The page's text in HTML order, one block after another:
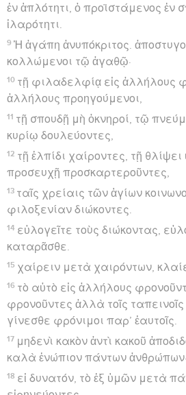
ἐν ἁπλότητι, ὁ προϊστάμενος ἐν
ἱλαρότητι.
9 Ἡ ἀγάπη ἀνυπόκριτος.
κολλώμενοι τῷ ἀγαθῷ·
10 τῇ φιλαδελφίᾳ εἰς ἀλλήλους
ἀλλήλους προηγούμενοι,
11 τῇ σπουδῇ μὴ ὀκνηροί, τῷ
κυρίῳ δουλεύοντες,
12 τῇ ἐλπίδι χαίροντες, τῇ
προσευχῇ προσκαρτεροῦντες,
13 ταῖς χρείαις τῶν ἁγίων
φιλοξενίαν διώκοντες.
14 εὐλογεῖτε τοὺς διώκοντας,
καταρᾶσθε.
15 χαίρειν μετὰ χαιρόντων,
16 τὸ αὐτὸ εἰς ἀλλήλους
φρονοῦντες ἀλλὰ τοῖς
γίνεσθε φρόνιμοι παρ’ ἑαυτοῖς.
17 μηδενὶ κακὸν ἀντὶ κακοῦ
καλὰ ἐνώπιον πάντων ἀνθρώπων·
18 εἰ δυνατόν, τὸ ἐξ ὑμῶν μετὰ